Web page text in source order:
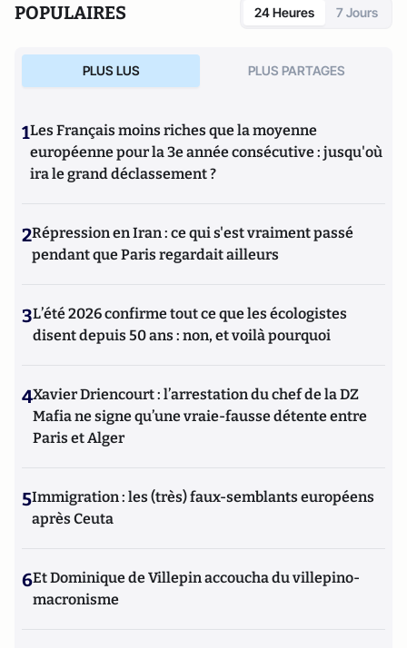
POPULAIRES 24 Heures 7 Jours
PLUS LUS PLUS PARTAGES
1Les Français moins riches que la moyenne
européenne pour la 3e année consécutive : jusqu'où
ira le grand déclassement ?
2Répression en Iran : ce qui s'est vraiment passé
pendant que Paris regardait ailleurs
3L’été 2026 confirme tout ce que les écologistes
disent depuis 50 ans : non, et voilà pourquoi
4Xavier Driencourt : l’arrestation du chef de la DZ
Mafia ne signe qu’une vraie-fausse détente entre
Paris et Alger
5Immigration : les (très) faux-semblants européens
après Ceuta
6Et Dominique de Villepin accoucha du villepino-
macronisme